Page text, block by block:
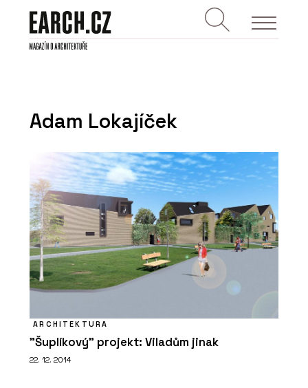
Adam Lokajíček
ARCHITEKTURA
"Šuplíkový" projekt: Viladům jinak
22. 12. 2014